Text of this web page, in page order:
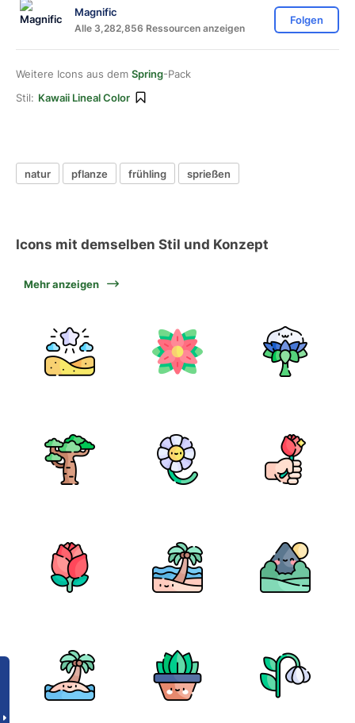
Magnific
Alle 3,282,856 Ressourcen anzeigen
Folgen
Weitere Icons aus dem Spring-Pack
Stil: Kawaii Lineal Color
natur pflanze frühling sprießen
Icons mit demselben Stil und Konzept
Mehr anzeigen